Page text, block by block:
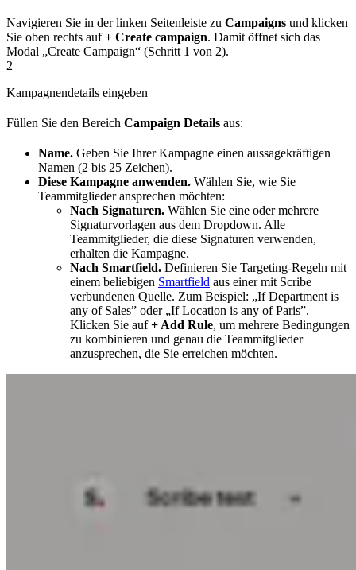
Navigieren Sie in der linken Seitenleiste zu Campaigns und klicken
Sie oben rechts auf+ Create campaign. Damit öffnet sich das
Modal „Create Campaign“ (Schritt 1 von 2).
2
Kampagnendetails eingeben
Füllen Sie den Bereich Campaign Details aus:
Name. Geben Sie Ihrer Kampagne einen aussagekräftigen
Namen (2 bis 25 Zeichen).
Diese Kampagne anwenden. Wählen Sie, wie Sie
Teammitglieder ansprechen möchten:
Nach Signaturen. Wählen Sie eine oder mehrere
Signaturvorlagen aus dem Dropdown. Alle
Teammitglieder, die diese Signaturen verwenden,
erhalten die Kampagne.
Nach Smartfield. Definieren Sie Targeting-Regeln mit
einem beliebigen Smartfield aus einer mit Scribe
verbundenen Quelle. Zum Beispiel: „If Department is
any of Sales” oder „If Location is any of Paris”.
Klicken Sie auf+ Add Rule, um mehrere Bedingungen
zu kombinieren und genau die Teammitglieder
anzusprechen, die Sie erreichen möchten.